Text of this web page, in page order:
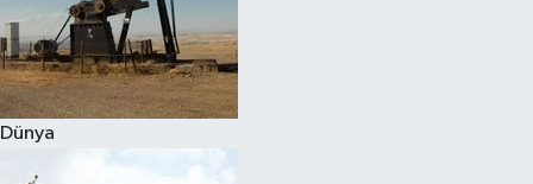
Dünya
Hava Durumu
Kadın